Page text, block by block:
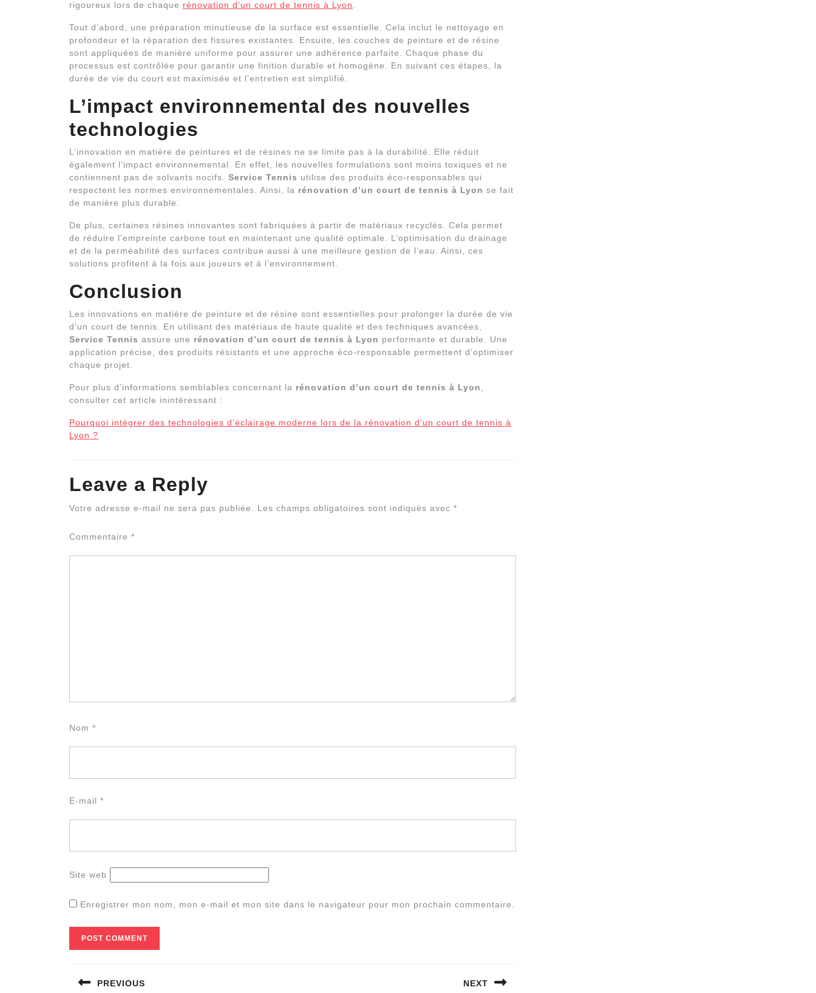
rigoureux lors de chaque rénovation d’un court de tennis à Lyon
Tout d’abord, une préparation minutieuse de la surface est essentielle. Cela inclut le nettoyage en
profondeur et la réparation des fissures existantes. Ensuite, les couches de peinture et de résine
sont appliquées de manière uniforme pour assurer une adhérence parfaite. Chaque phase du
processus est contrôlée pour garantir une finition durable et homogène. En suivant ces étapes, la
durée de vie du court est maximisée et l’entretien est simplifié.
L’impact environnemental des nouvelles
technologies
L’innovation en matière de peintures et de résines ne se limite pas à la durabilité. Elle réduit
également l’impact environnemental. En effet, les nouvelles formulations sont moins toxiques et ne
contiennent pas de solvants nocifs. Service Tennis utilise des produits éco-responsables qui
respectent les normes environnementales. Ainsi, la rénovation d’un court de tennis à Lyon se fait
de manière plus durable.
De plus, certaines résines innovantes sont fabriquées à partir de matériaux recyclés. Cela permet
de réduire l’empreinte carbone tout en maintenant une qualité optimale. L’optimisation du drainage
et de la perméabilité des surfaces contribue aussi à une meilleure gestion de l’eau. Ainsi, ces
solutions profitent à la fois aux joueurs et à l’environnement.
Conclusion
Les innovations en matière de peinture et de résine sont essentielles pour prolonger la durée de vie
d’un court de tennis. En utilisant des matériaux de haute qualité et des techniques avancées,
Service Tennis assure une rénovation d’un court de tennis à Lyon performante et durable. Une
application précise, des produits résistants et une approche éco-responsable permettent d’optimiser
chaque projet.
Pour plus d’informations semblables concernant la rénovation d’un court de tennis à Lyon
consulter cet article inintéressant :
Pourquoi intégrer des technologies d’éclairage moderne lors de la rénovation d’un court de tennis à
Lyon ?
Leave a Reply
Votre adresse e-mail ne sera pas publiée. Les champs obligatoires sont indiqués avec *
Commentaire *
Nom *
E-mail *
Site web
Enregistrer mon nom, mon e-mail et mon site dans le navigateur pour mon prochain commentaire.
PREVIOUS NEXT